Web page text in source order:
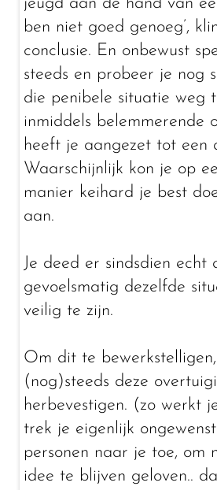
ben niet goed genoeg’,
conclusie. En onbewust
steeds en probeer je nog
die penibele situatie weg
inmiddels belemmerende
heeft je aangezet tot een
Waarschijnlijk kon je op
manier keihard je best
aan.
Je deed er sindsdien echt
gevoelsmatig dezelfde
veilig te zijn.
Om dit te
(nog)steeds deze
herbevestigen. (zo werkt
trek je eigenlijk
personen naar je toe, om
idee te blijven geloven..